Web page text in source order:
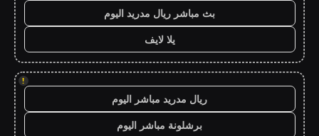
بث مباشر ريال مدريد اليوم
يلا لايف
!
ريال مدريد مباشر اليوم
برشلونة مباشر اليوم